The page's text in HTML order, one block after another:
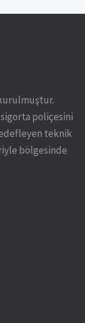
poliçesini
teknik
bölgesinde